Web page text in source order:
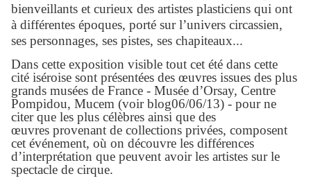
bienveillants et curieux des artistes plasticiens qui ont
à différentes époques, porté sur l’univers circassien,
ses personnages, ses pistes, ses chapiteaux...
Dans cette exposition visible tout cet été dans cette
cité iséroise sont présentées des œuvres issues des plus
grands musées de France - Musée d’Orsay, Centre
Pompidou, Mucem (voir blog06/06/13) - pour ne
citer que les plus célèbres ainsi que des
œuvres provenant de collections privées, composent
cet événement, où on découvre les différences
d’interprétation que peuvent avoir les artistes sur le
spectacle de cirque.